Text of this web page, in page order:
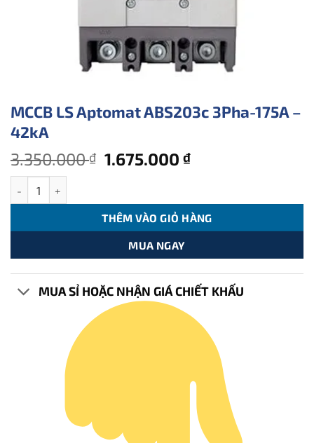
MCCB LS Aptomat ABS203c 3Pha-175A –
42kA
3.350.000₫ Giá
3.350.000 ₫.
1.675.000₫Giá
là:
1.675.000 ₫.
THÊM VÀO GIỎ HÀNG
MUA NGAY
MUA SỈ HOẶC NHẬN GIÁ CHIẾT KHẤU